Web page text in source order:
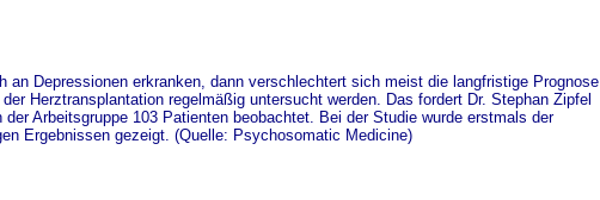
Depressionen erkranken, dann verschlechtert sich meist die langfristige Prognose
Herztransplantation regelmäßig untersucht werden. Das fordert Dr. Stephan Zipfel
Arbeitsgruppe 103 Patienten beobachtet. Bei der Studie wurde erstmals der
Ergebnissen gezeigt. (Quelle: Psychosomatic Medicine)